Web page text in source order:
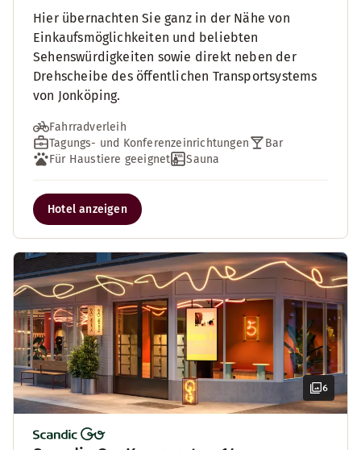
Hier übernachten Sie ganz in der Nähe von
Einkaufsmöglichkeiten und beliebten
Sehenswürdigkeiten sowie direkt neben der
Drehscheibe des öffentlichen Transportsystems
von Jonköping.
Fahrradverleih
Tagungs- und Konferenzeinrichtungen
Bar
Für Haustiere geeignet
Sauna
Hotel anzeigen
6